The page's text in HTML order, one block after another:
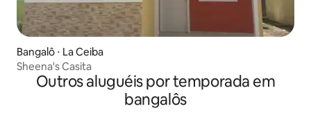
Bangalô ⋅ La Ceiba
Sheena's Casita
Outros aluguéis por temporada em
bangalôs